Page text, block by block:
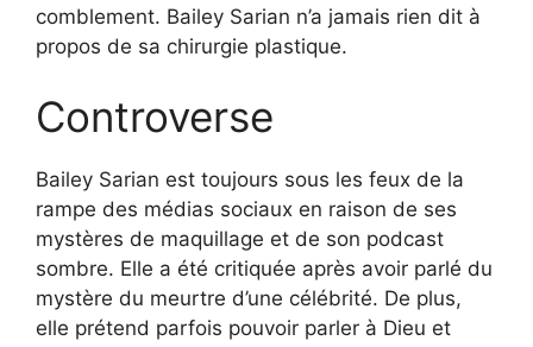
comblement. Bailey Sarian n’a jamais rien dit à
propos de sa chirurgie plastique.
Controverse
Bailey Sarian est toujours sous les feux de la
rampe des médias sociaux en raison de ses
mystères de maquillage et de son podcast
sombre. Elle a été critiquée après avoir parlé du
mystère du meurtre d’une célébrité. De plus,
elle prétend parfois pouvoir parler à Dieu et